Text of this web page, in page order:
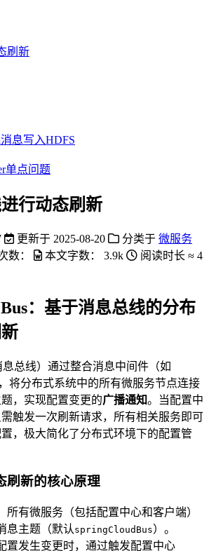
刷新
息写入HDFS
单点问题
行动态刷新
更新于 2025-08-20 分类于 微服务
数： 本文字数： 3.9k 阅读时长 ≈ 4
：基于消息总线的分布
息总线）通过整合消息中间件（如
将分布式系统中的所有微服务节点连接
，实现配置变更的广播通知。当配置中
触发一次刷新请求，所有相关服务即可
，极大简化了分布式环境下的配置管
刷新的核心原理
所有微服务（包括配置中心和客户端）
息主题（默认 springCloudBus）。
置发生变更时，通过触发配置中心